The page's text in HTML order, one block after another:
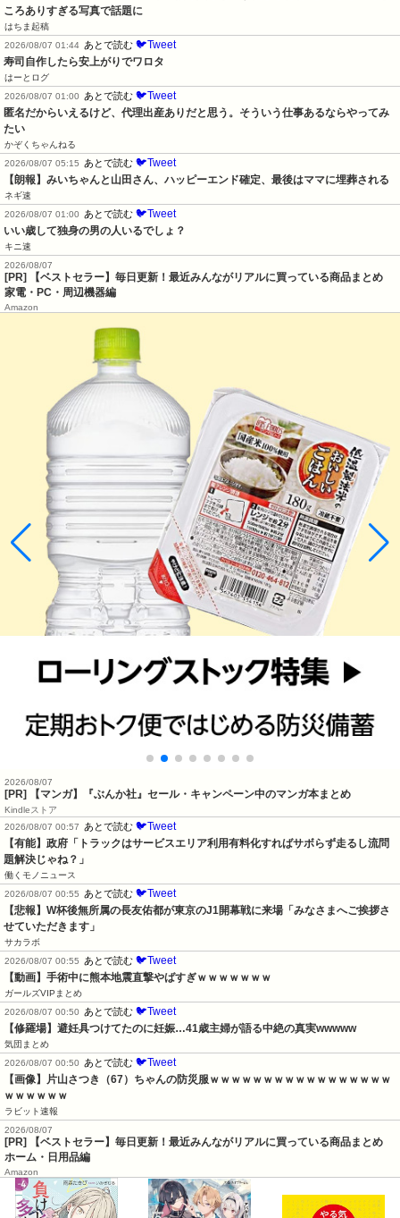
ころありすぎる写真で話題に
はちま起稿
2026/08/07 01:44 あとで読む 🐦Tweet
寿司自作したら安上がりでワロタ
はーとログ
2026/08/07 01:00
あとで読む 🐦Tweet
匿名だからいえるけど、代理出産ありだと思う。そういう仕事あるならやってみ
たい
かぞくちゃんねる
2026/08/07 05:15
あとで読む 🐦Tweet
【朗報】みいちゃんと山田さん、ハッピーエンド確定、最後はママに埋葬される
ネギ速
2026/08/07 01:00
あとで読む 🐦Tweet
いい歳して独身の男の人いるでしょ？
キニ速
2026/08/07
[PR] 【ベストセラー】毎日更新！最近みんながリアルに買っている商品まとめ
家電・PC・周辺機器編
Amazon
2026/08/07
[PR] 【マンガ】『ぶんか社』セール・キャンペーン中のマンガ本まとめ
Kindleストア
2026/08/07 00:57
あとで読む 🐦Tweet
【有能】政府「トラックはサービスエリア利用有料化すればサボらず走るし流問
題解決じゃね？」
働くモノニュース
2026/08/07 00:55
あとで読む 🐦Tweet
【悲報】W杯後無所属の長友佑都が東京のJ1開幕戦に来場「みなさまへご挨拶さ
せていただきます」
サカラボ
2026/08/07 00:55
あとで読む 🐦Tweet
【動画】手術中に熊本地震直撃やばすぎｗｗｗｗｗｗｗ
ガールズVIPまとめ
2026/08/07 00:50
あとで読む 🐦Tweet
【修羅場】避妊具つけてたのに妊娠…41歳主婦が語る中絶の真実wwwww
気団まとめ
2026/08/07 00:50
あとで読む 🐦Tweet
【画像】片山さつき（67）ちゃんの防災服ｗｗｗｗｗｗｗｗｗｗｗｗｗｗｗｗｗ
ｗｗｗｗｗｗ
ラビット速報
2026/08/07
[PR] 【ベストセラー】毎日更新！最近みんながリアルに買っている商品まとめ
ホーム・日用品編
Amazon